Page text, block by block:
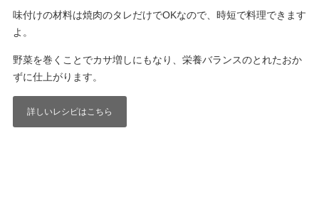
味付けの材料は焼肉のタレだけでOKなので、時短で料理できます
よ。
野菜を巻くことでカサ増しにもなり、栄養バランスのとれたおか
ずに仕上がります。
詳しいレシピはこちら